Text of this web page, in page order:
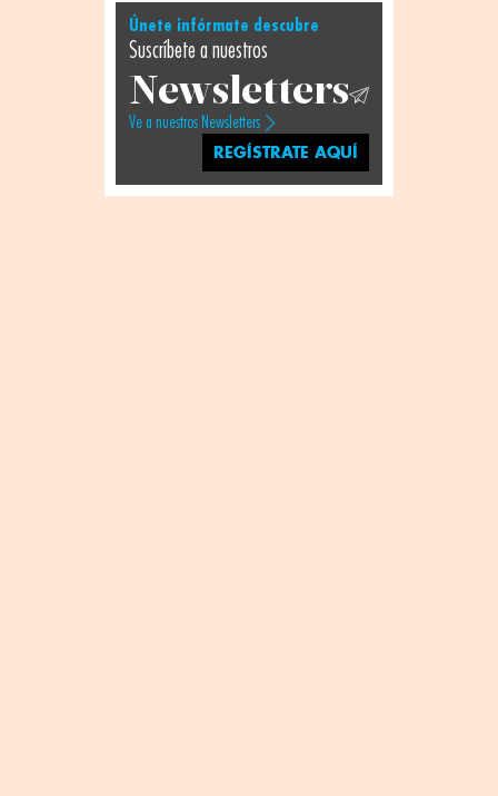
Únete infórmate descubre
Suscríbete a nuestros
Newsletters
Ve a nuestros Newsletters
REGÍSTRATE AQUÍ